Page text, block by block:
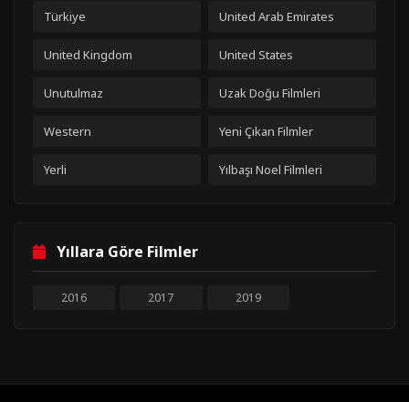
Türkiye United Arab Emirates
United Kingdom United States
Unutulmaz Uzak Doğu Filmleri
Western Yeni Çıkan Filmler
Yerli Yılbaşı Noel Filmleri
Yıllara Göre Filmler
2016 2017 2019